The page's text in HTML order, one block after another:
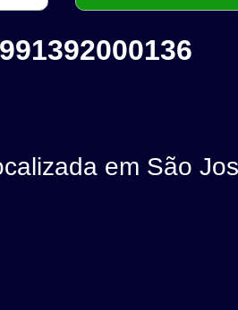
em São